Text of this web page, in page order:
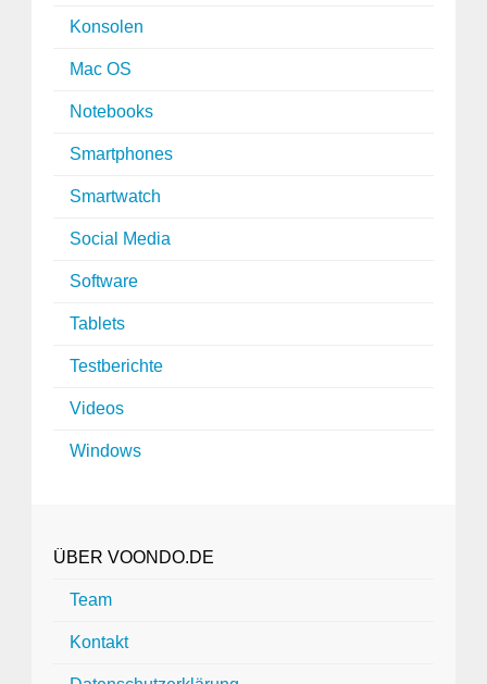
Konsolen
Mac OS
Notebooks
Smartphones
Smartwatch
Social Media
Software
Tablets
Testberichte
Videos
Windows
ÜBER VOONDO.DE
Team
Kontakt